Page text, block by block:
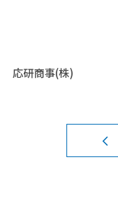
応研商事(株)